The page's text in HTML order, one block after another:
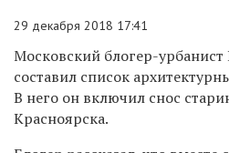
29 декабря 2018 17:41
Московский блогер-
составил список
В него он включил снос
Красноярска.